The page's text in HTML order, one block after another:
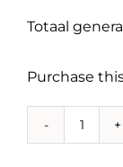
Totaal
Purchase